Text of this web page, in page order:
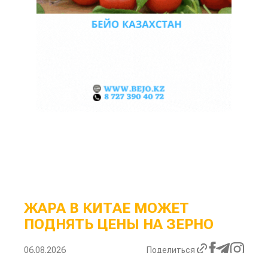
ЖАРА В КИТАЕ МОЖЕТ
ПОДНЯТЬ ЦЕНЫ НА ЗЕРНО
06.08.2026 Поделиться